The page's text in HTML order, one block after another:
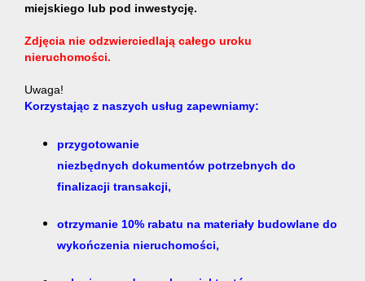
miejskiego lub pod inwestycję.
Zdjęcia nie odzwierciedlają całego uroku
nieruchomości.
Uwaga!
Korzystając z naszych usług zapewniamy:
przygotowanie
niezbędnych dokumentów potrzebnych do
finalizacji transakcji,
otrzymanie 10% rabatu na materiały budowlane do
wykończenia nieruchomości,